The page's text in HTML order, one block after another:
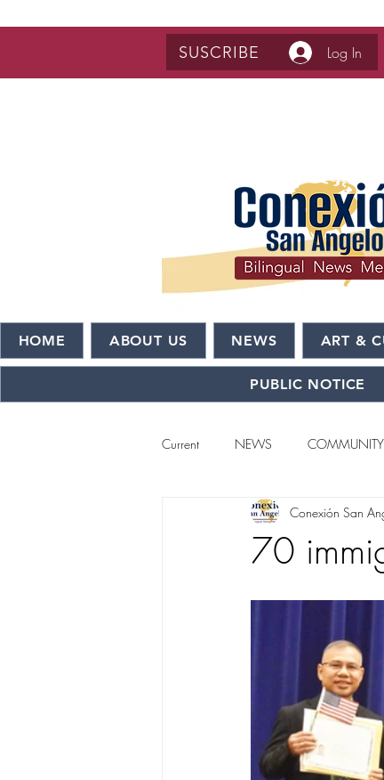
SUSCRIBE Log In
HOME ABOUT US NEWS ART &
PUBLIC NOTICE
Current NEWS COMMUNITY
SAN ANGELO CONEXION
70
Conexión San